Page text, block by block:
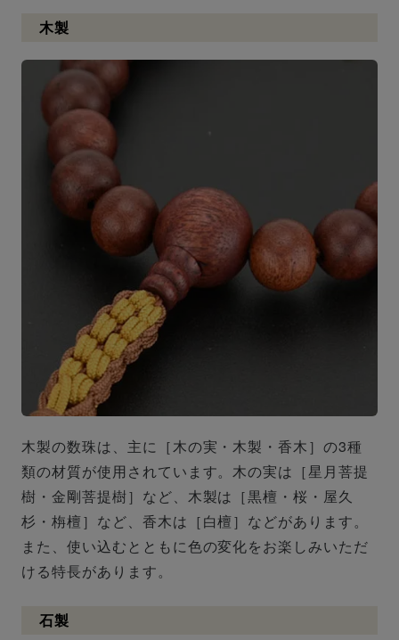
木製
木製の数珠は、主に［木の実・木製・香木］の3種
類の材質が使用されています。木の実は［星月菩提
樹・金剛菩提樹］など、木製は［黒檀・桜・屋久
杉・栴檀］など、香木は［白檀］などがあります。
また、使い込むとともに色の変化をお楽しみいただ
ける特長があります。
石製